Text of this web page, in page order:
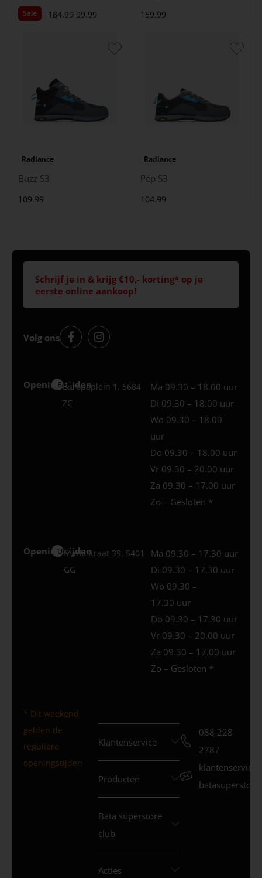
Sale 184.99 99.99 159.99
Radiance
Buzz S3
109.99
Radiance
Pep S3
104.99
Schrijf je in & krijg €10,- korting* op je
eerste online aankoop!
Volg ons
Openingstijden
Best
Europaplein 1, 5684
ZC
Ma 09.30 – 18.00 uur
Di 09.30 – 18.00 uur
Wo 09.30 – 18.00
uur
Do 09.30 – 18.00 uur
Vr 09.30 – 20.00 uur
Za 09.30 – 17.00 uur
Zo – Gesloten *
Openingstijden
Uden
Marktstraat 39, 5401
GG
Ma 09.30 – 17.30 uur
Di 09.30 – 17.30 uur
Wo 09.30 –
17.30 uur
Do 09.30 – 17.30 uur
Vr 09.30 – 20.00 uur
Za 09.30 – 17.00 uur
Zo – Gesloten *
* Dit weekend
gelden de
reguliere
openingstijden
Klantenservice
Producten
Bata superstore
club
Acties
088 228
2787